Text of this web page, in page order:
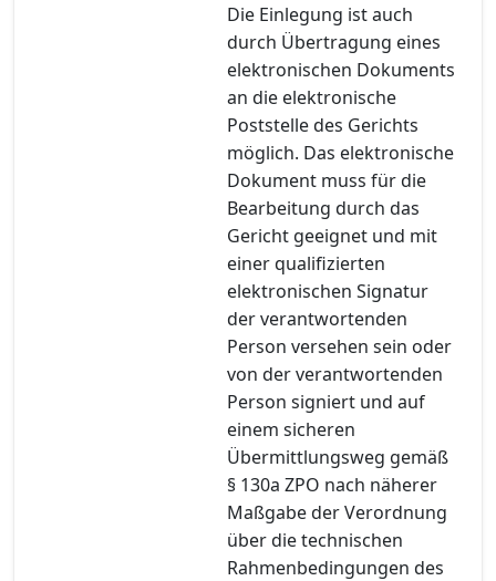
Die Einlegung ist auch
durch Übertragung eines
elektronischen Dokuments
an die elektronische
Poststelle des Gerichts
möglich. Das elektronische
Dokument muss für die
Bearbeitung durch das
Gericht geeignet und mit
einer qualifizierten
elektronischen Signatur
der verantwortenden
Person versehen sein oder
von der verantwortenden
Person signiert und auf
einem sicheren
Übermittlungsweg gemäß
§ 130a ZPO nach näherer
Maßgabe der Verordnung
über die technischen
Rahmenbedingungen des